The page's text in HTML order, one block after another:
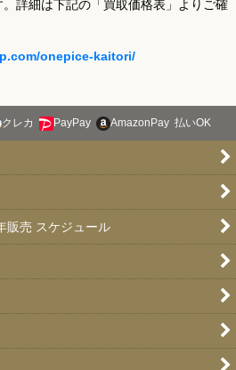
詳細は下記の「買取価格表」よりご確
onepice-kaitori/
クレカ PayPay AmazonPay 払いOK
販売 スケジュール